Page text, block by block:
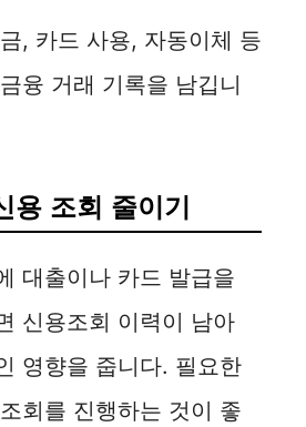
, 카드 사용, 자동이체 등
융 거래 기록을 남깁니
용 조회 줄이기
대출이나 카드 발급을
신용조회 이력이 남아
영향을 줍니다. 필요한
회를 진행하는 것이 좋